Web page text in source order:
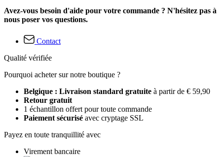
Avez-vous besoin d'aide pour votre commande ? N'hésitez pas à
nous poser vos questions.
Contact
Qualité vérifiée
Pourquoi acheter sur notre boutique ?
Belgique : Livraison standard gratuite à partir de € 59,90
Retour gratuit
1 échantillon offert pour toute commande
Paiement sécurisé avec cryptage SSL
Payez en toute tranquillité avec
Virement bancaire